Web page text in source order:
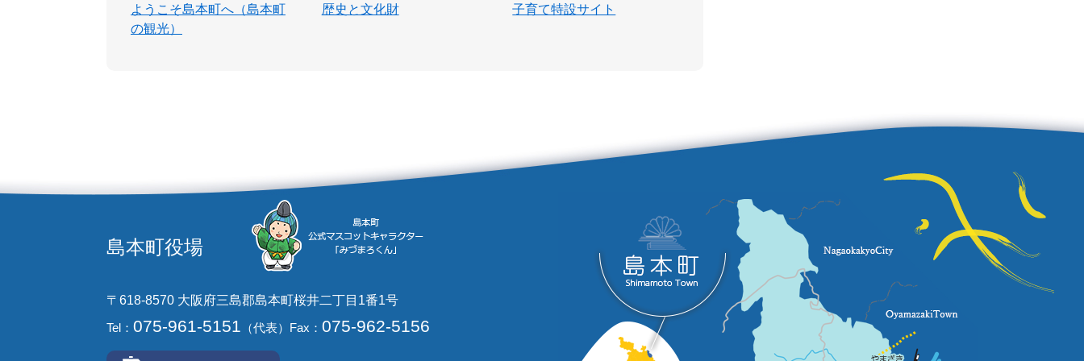
ようこそ島本町へ（島本町
の観光）
歴史と文化財 子育て特設サイト
島本町役場
〒618-8570 大阪府三島郡島本町桜井二丁目1番1号
Tel： 075-961-5151 （代表） Fax： 075-962-5156